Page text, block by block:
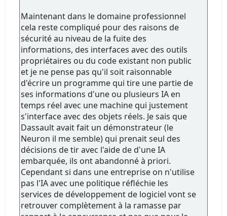
Maintenant dans le domaine professionnel
cela reste compliqué pour des raisons de
sécurité au niveau de la fuite des
informations, des interfaces avec des outils
propriétaires ou du code existant non public
et je ne pense pas qu'il soit raisonnable
d'écrire un programme qui tire une partie de
ses informations d'une ou plusieurs IA en
temps réel avec une machine qui justement
s'interface avec des objets réels. Je sais que
Dassault avait fait un démonstrateur (le
Neuron il me semble) qui prenait seul des
décisions de tir avec l'aide de d'une IA
embarquée, ils ont abandonné à priori.
Cependant si dans une entreprise on n'utilise
pas l'IA avec une politique réfléchie les
services de développement de logiciel vont se
retrouver complètement à la ramasse par